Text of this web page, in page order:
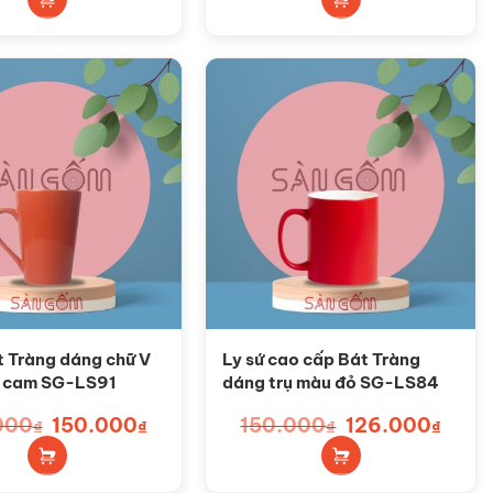
150.000₫. 165.000₫.
Tràng dáng chữ V
SG-LS91
₫ Giá
gốc
là:
165.000₫.
150.000₫Giá
Ly sứ cao cấp Bát Tràng
dáng trụ màu đỏ SG-LS84
150.000₫ Giá
gốc
là:
150.000₫.
126.000₫Giá
hiện